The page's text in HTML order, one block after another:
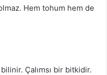
Hem tohum hem de
Çalımsı bir bitkidir.